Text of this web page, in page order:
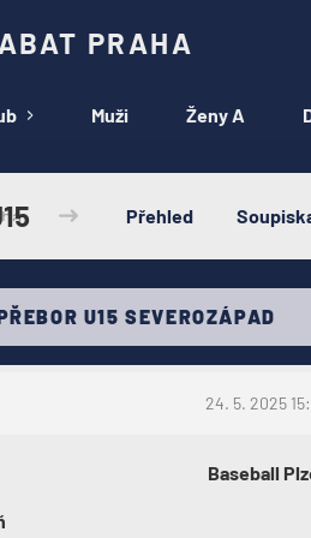
PRAHA
Muži Ženy A
Přehled
U15 SEVEROZÁPAD
24. 5. 2025
Baseball